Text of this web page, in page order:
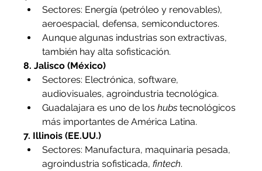
Sectores: Energía (petróleo y renovables),
aeroespacial, defensa, semiconductores.
Aunque algunas industrias son extractivas,
también hay alta sofisticación.
8. Jalisco (México)
Sectores: Electrónica, software,
audiovisuales, agroindustria tecnológica.
Guadalajara es uno de los hubs tecnológicos
más importantes de América Latina.
7. Illinois (EE.UU.)
Sectores: Manufactura, maquinaria pesada,
agroindustria sofisticada, fintech.